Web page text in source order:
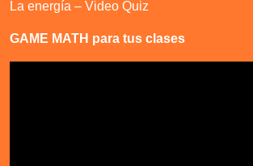
La energía – Video Quiz
GAME MATH para tus clases